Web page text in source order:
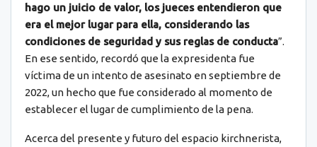
hago un juicio de valor, los jueces entendieron que
era el mejor lugar para ella, considerando las
condiciones de seguridad y sus reglas de conducta”.
En ese sentido, recordó que la expresidenta fue
víctima de un intento de asesinato en septiembre de
2022, un hecho que fue considerado al momento de
establecer el lugar de cumplimiento de la pena.
Acerca del presente y futuro del espacio kirchnerista,